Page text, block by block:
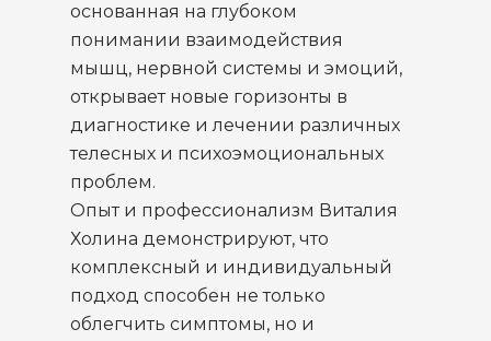
основанная на глубоком
понимании взаимодействия
мышц, нервной системы и эмоций,
открывает новые горизонты в
диагностике и лечении различных
телесных и психоэмоциональных
проблем.
Опыт и профессионализм Виталия
Холина демонстрируют, что
комплексный и индивидуальный
подход способен не только
облегчить симптомы, но и